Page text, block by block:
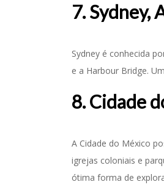
7. Sydney,
Sydney é conhecida
e a Harbour Bridge.
8. Cidade
A Cidade do México
igrejas coloniais e
ótima forma de